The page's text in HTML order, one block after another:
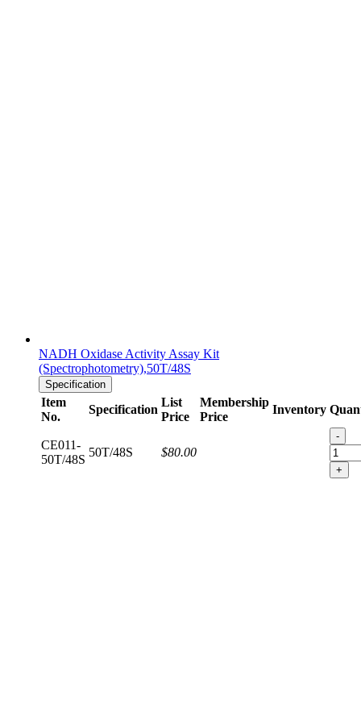
NADH Oxidase Activity Assay Kit
(Spectrophotometry),50T/48S
Specification
Item
No.
Specification
List
Price
Membership
Price
Inventory
CE011-
50T/48S
50T/48S $80.00
-
+